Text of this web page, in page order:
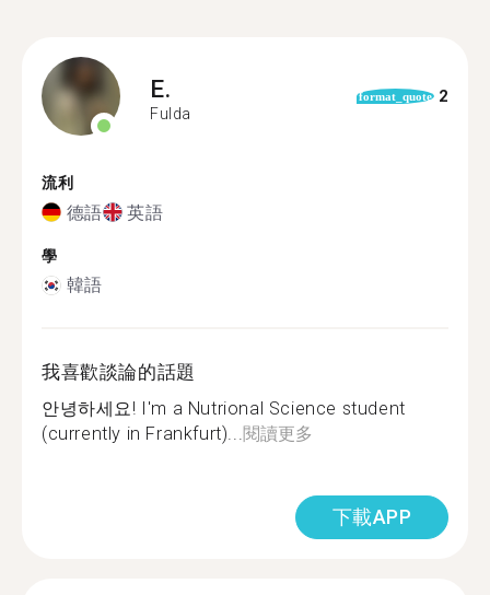
E.
Fulda
format_quote 2
流利
德語 英語
學
韓語
我喜歡談論的話題
안녕하세요! I'm a Nutrional Science student
(currently in Frankfurt)...閱讀更多
下載APP